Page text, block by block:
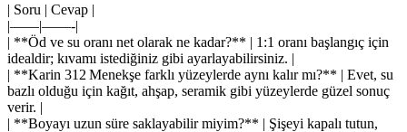
| Soru | Cevap |
|——|——-|
| **Öd ve su oranı net olarak ne kadar?** | 1:1 oranı başlangıç için
idealdir; kıvamı istediğiniz gibi ayarlayabilirsiniz. |
| **Karin 312 Menekşe farklı yüzeylerde aynı kalır mı?** | Evet, su
bazlı olduğu için kağıt, ahşap, seramik gibi yüzeylerde güzel sonuç
verir. |
| **Boyayı uzun süre saklayabilir miyim?** | Şişeyi kapalı tutun,